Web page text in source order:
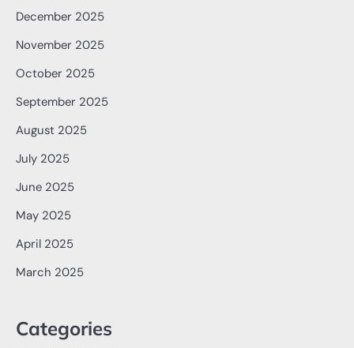
December 2025
November 2025
October 2025
September 2025
August 2025
July 2025
June 2025
May 2025
April 2025
March 2025
Categories